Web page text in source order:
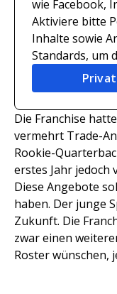
wie Facebook,
Aktiviere bitte
Inhalte sowie
Standards, um
Die Franchise
vermehrt Trade-
Rookie-
erstes Jahr jedoch
Diese Angebote
haben. Der junge
Zukunft. Die
zwar einen
Roster wünschen,